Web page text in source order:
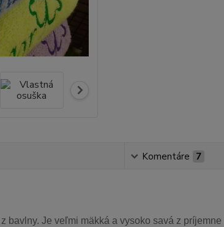
Komentáre 7
bavlny. Je veľmi mäkká a vysoko savá z